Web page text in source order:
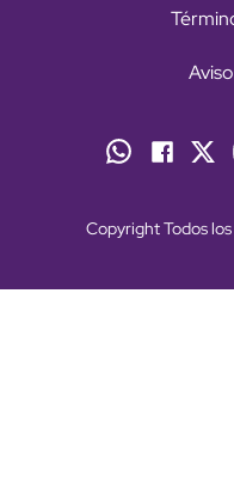
Copyright Todos